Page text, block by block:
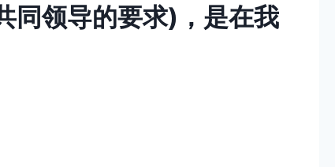
同领导的要求)，是在我